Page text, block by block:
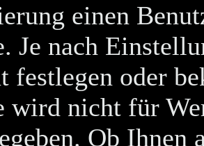
einen
Je nach
festlegen oder
wird nicht für
Ob Ihnen